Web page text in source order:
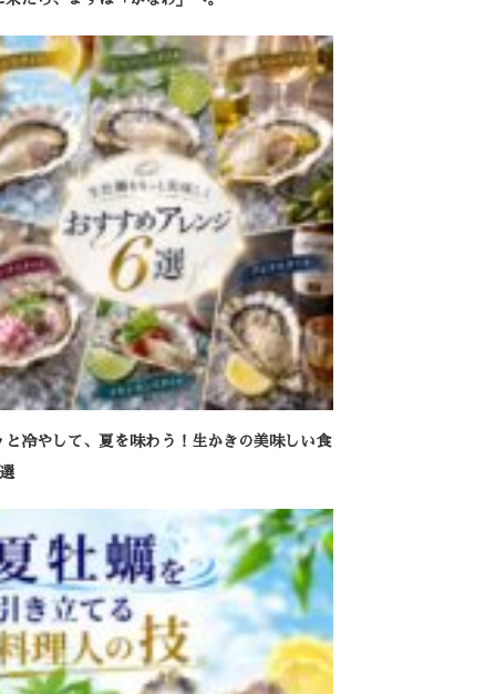
と冷やして、夏を味わう！生かきの美味しい食